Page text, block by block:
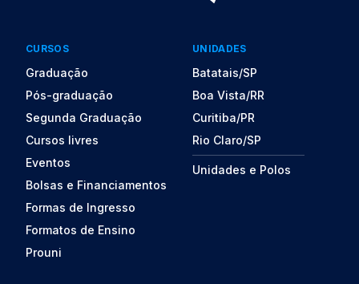
CURSOS
Graduação
Pós-graduação
Segunda Graduação
Cursos livres
Eventos
Bolsas e Financiamentos
Formas de Ingresso
Formatos de Ensino
Prouni
UNIDADES
Batatais/SP
Boa Vista/RR
Curitiba/PR
Rio Claro/SP
Unidades e Polos